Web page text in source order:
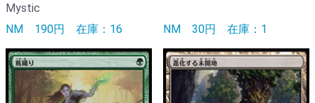
Mystic
NM 190円 在庫：16 NM 30円 在庫：1